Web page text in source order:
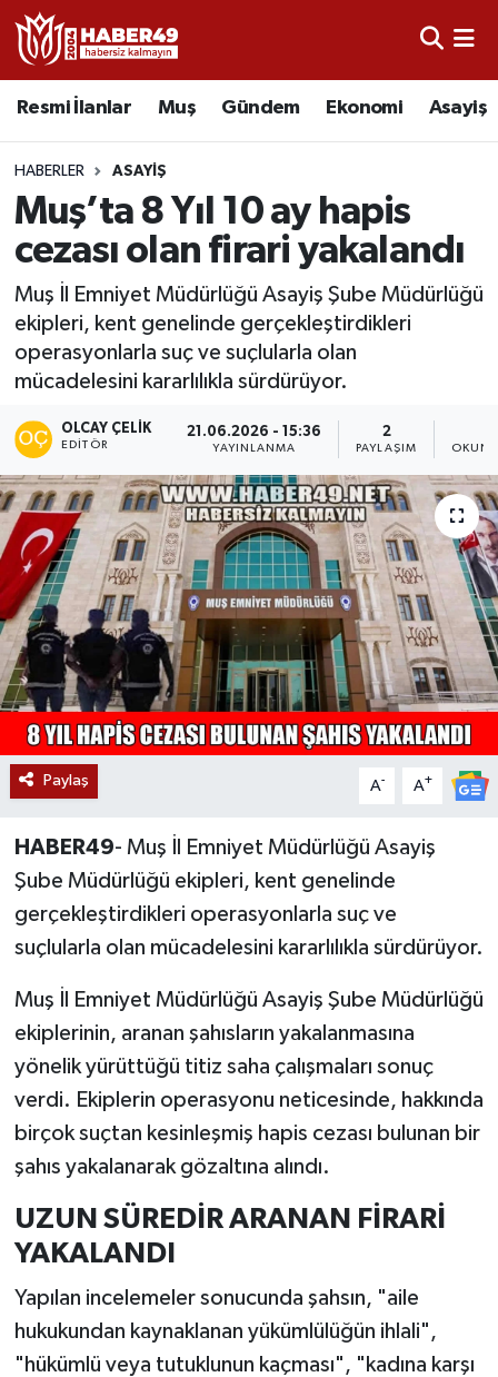
Resmi İlanlar Muş Gündem Ekonomi Asayiş
HABERLER ASAYIŞ
Muş’ta 8 Yıl 10 ay hapis
cezası olan firari yakalandı
Muş İl Emniyet Müdürlüğü Asayiş Şube Müdürlüğü
ekipleri, kent genelinde gerçekleştirdikleri
operasyonlarla suç ve suçlularla olan
mücadelesini kararlılıkla sürdürüyor.
OLCAY ÇELIK
EDITÖR
21.06.2026 - 15:36
YAYINLANMA
2
PAYLAŞIM
Paylaş A- A+
HABER49- Muş İl Emniyet Müdürlüğü Asayiş
Şube Müdürlüğü ekipleri, kent genelinde
gerçekleştirdikleri operasyonlarla suç ve
suçlularla olan mücadelesini kararlılıkla sürdürüyor.
Muş İl Emniyet Müdürlüğü Asayiş Şube Müdürlüğü
ekiplerinin, aranan şahısların yakalanmasına
yönelik yürüttüğü titiz saha çalışmaları sonuç
verdi. Ekiplerin operasyonu neticesinde, hakkında
birçok suçtan kesinleşmiş hapis cezası bulunan bir
şahıs yakalanarak gözaltına alındı.
UZUN SÜREDİR ARANAN FİRARİ
YAKALANDI
Yapılan incelemeler sonucunda şahsın, "aile
hukukundan kaynaklanan yükümlülüğün ihlali",
"hükümlü veya tutuklunun kaçması", "kadına karşı
Resmi İlanlar
Asayiş
Bölge
Eğitim
Ekonomi
Sağlık
Gündem
Spor
Siyaset
Teknoloji
Kültür Sanat
Muş
Hasköy
Bulanık
Malazgirt
Varto
Uşak Nöbetçi Eczaneler
Uşak Hava Durumu
Uşak Namaz Vakitleri
Uşak Trafik Yoğunluk Haritası
TFF 2.Lig Kırmızı Grup Puan Durumu ve Fikstür
Tüm Manşetler
Son Dakika Haberleri
Haber Arşivi